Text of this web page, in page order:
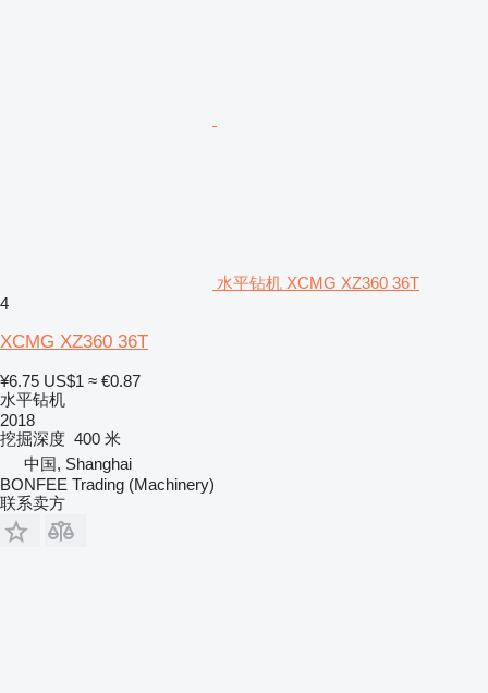
水平钻机 XCMG XZ360 36T
4
XCMG XZ360 36T
¥6.75 US$1 ≈ €0.87
水平钻机
2018
挖掘深度 400 米
中国, Shanghai
BONFEE Trading (Machinery)
联系卖方